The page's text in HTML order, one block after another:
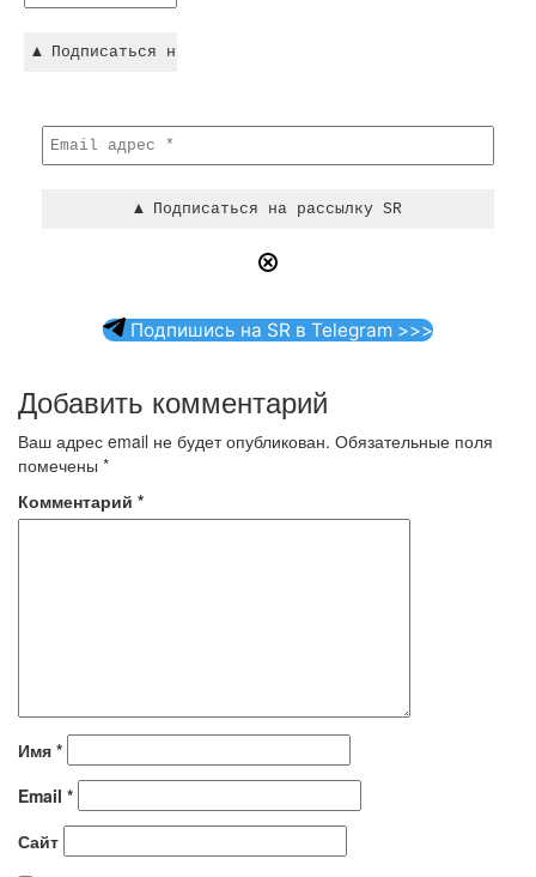
Подпишись на SR в Telegram >>>
Добавить комментарий
Ваш адрес email не будет опубликован. Обязательные поля
помечены *
Комментарий *
Имя *
Email *
Сайт